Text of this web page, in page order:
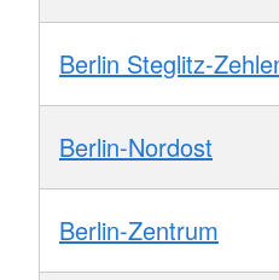
Berlin Steglitz-
Berlin-Nordost
Berlin-Zentrum